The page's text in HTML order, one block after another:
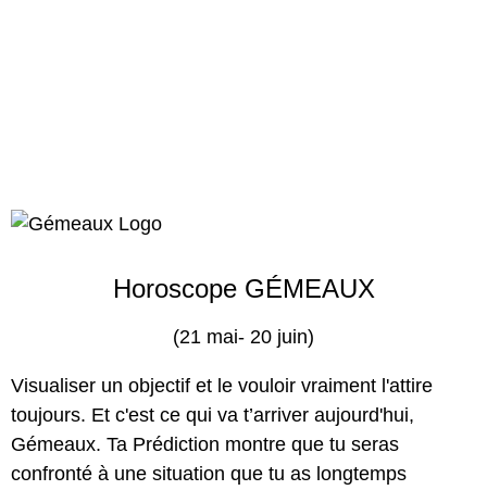
Horoscope GÉMEAUX
(21 mai- 20 juin)
Visualiser un objectif et le vouloir vraiment l'attire
toujours. Et c'est ce qui va t’arriver aujourd'hui,
Gémeaux. Ta Prédiction montre que tu seras
confronté à une situation que tu as longtemps